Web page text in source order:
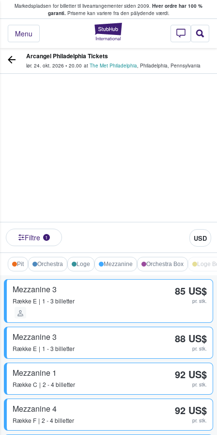
Markedspladsen for billetter til livearrangementer siden 2009. Hver ordre har 100 %
garanti.Priserne kan variere fra den pålydende værdi.
StubHub - Hvor
Menu
køber og sælger billetter
Arcangel Philadelphia Tickets
lør. 24. okt. 2026 • 20.00 at The Met Philadelphia, Philadelphia, Pennsylvania
Filtre 1 USD
Pit Orchestra Loge Mezzanine Orchestra Box Loge
Mezzanine 3
Række E 1 - 3 billetter
85 US$
pr. stk.
Mezzanine 3
Række E 1 - 3 billetter
88 US$
pr. stk.
Mezzanine 1
Række C 2 - 4 billetter
92 US$
pr. stk.
Mezzanine 4
Række F 2 - 4 billetter
92 US$
pr. stk.